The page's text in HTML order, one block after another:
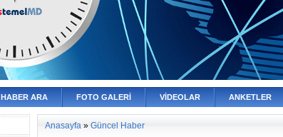
HABER ARA FOTO GALERİ VİDEOLAR ANKETLER
Anasayfa » Güncel Haber